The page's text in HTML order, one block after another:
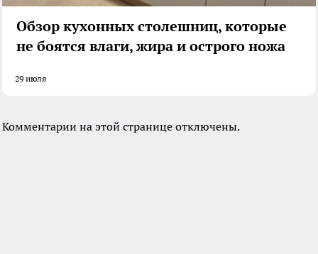
Обзор кухонных столешниц, которые
не боятся влаги, жира и острого ножа
29 июля
Комментарии на этой странице отключены.